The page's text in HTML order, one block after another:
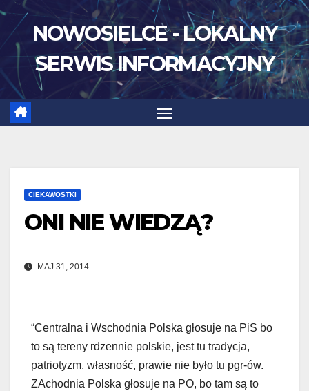
Skip
content
NOWOSIELCE - LOKALNY
SERWIS INFORMACYJNY
CIEKAWOSTKI
ONI NIE WIEDZĄ?
MAJ 31, 2014
“Centralna i Wschodnia Polska głosuje na PiS bo
to są tereny rdzennie polskie, jest tu tradycja,
patriotyzm, własność, prawie nie było tu pgr-ów.
ZAchodnia Polska głosuje na PO, bo tam są to